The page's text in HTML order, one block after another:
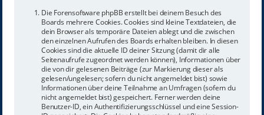
Die Forensoftware phpBB erstellt bei deinem Besuch des
Boards mehrere Cookies. Cookies sind kleine Textdateien, die
dein Browser als temporäre Dateien ablegt und die zwischen
den einzelnen Aufrufen des Boards erhalten bleiben. In diesen
Cookies sind die aktuelle ID deiner Sitzung (damit dir alle
Seitenaufrufe zugeordnet werden können), Informationen über
die von dir gelesenen Beiträge (zur Markierung dieser als
gelesen/ungelesen; sofern du nicht angemeldet bist) sowie
Informationen über deine Teilnahme an Umfragen (sofern du
nicht angemeldet bist) gespeichert. Ferner werden deine
Benutzer-ID, ein Authentifizierungsschlüssel und eine Session-